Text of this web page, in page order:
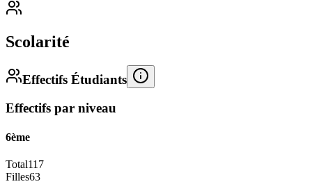
Scolarité
Effectifs Étudiants
Effectifs par niveau
6ème
Total117
Filles63